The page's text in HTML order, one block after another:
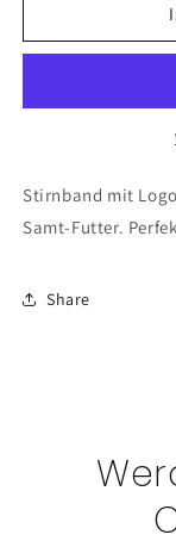
Stirnband
Stirnband mit
Samt-Futter.
Share